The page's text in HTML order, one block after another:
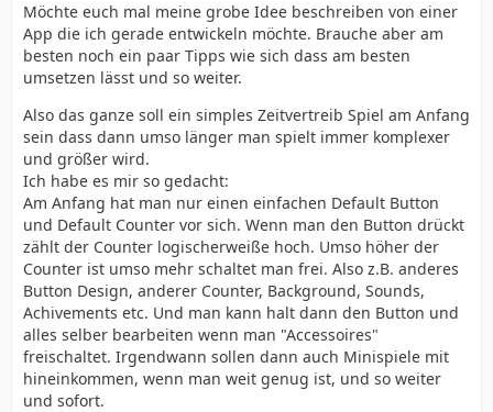
Möchte euch mal meine grobe Idee beschreiben von einer
App die ich gerade entwickeln möchte. Brauche aber am
besten noch ein paar Tipps wie sich dass am besten
umsetzen lässt und so weiter.
Also das ganze soll ein simples Zeitvertreib Spiel am Anfang
sein dass dann umso länger man spielt immer komplexer
und größer wird.
Ich habe es mir so gedacht:
Am Anfang hat man nur einen einfachen Default Button
und Default Counter vor sich. Wenn man den Button drückt
zählt der Counter logischerweiße hoch. Umso höher der
Counter ist umso mehr schaltet man frei. Also z.B. anderes
Button Design, anderer Counter, Background, Sounds,
Achivements etc. Und man kann halt dann den Button und
alles selber bearbeiten wenn man "Accessoires"
freischaltet. Irgendwann sollen dann auch Minispiele mit
hineinkommen, wenn man weit genug ist, und so weiter
und sofort.